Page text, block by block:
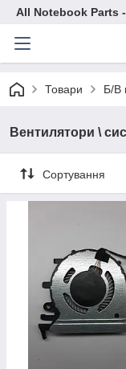
All Notebook Parts -
Товари Б/В
Вентилятори \
Сортування